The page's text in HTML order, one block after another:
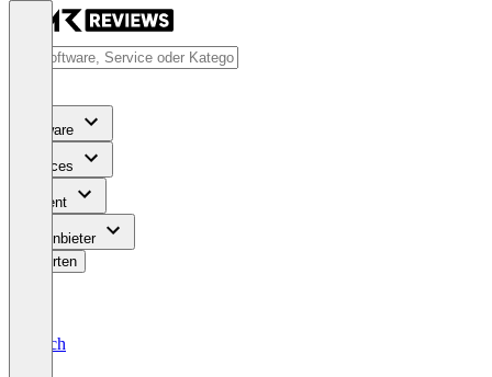
Software
Services
Content
Für Anbieter
Bewerten
Deutsch